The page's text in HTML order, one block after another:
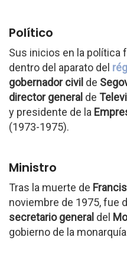
Político
Sus inicios en la política
dentro del aparato del
gobernador civil de
director general de
y presidente de la
(1973-1975).
Ministro
Tras la muerte de
noviembre de 1975, fue
secretario general del
gobierno de la